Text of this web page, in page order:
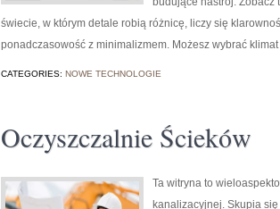
świecie, w którym detale robią różnicę, liczy się
ponadczasowość z minimalizmem. Możesz wybrać
CATEGORIES: NOWE TECHNOLOGIE
Oczyszczalnie Ścieków
Ta witryna to
kanalizacyjnej. Skupia